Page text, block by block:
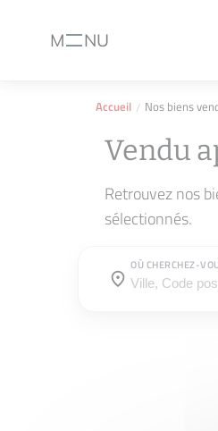
M
Menu
NU
Accueil Nos biens
Vendu
Retrouvez nos
sélectionnés.
OÙ CHERCHEZ-
Où cherchez-
Où cherchez-